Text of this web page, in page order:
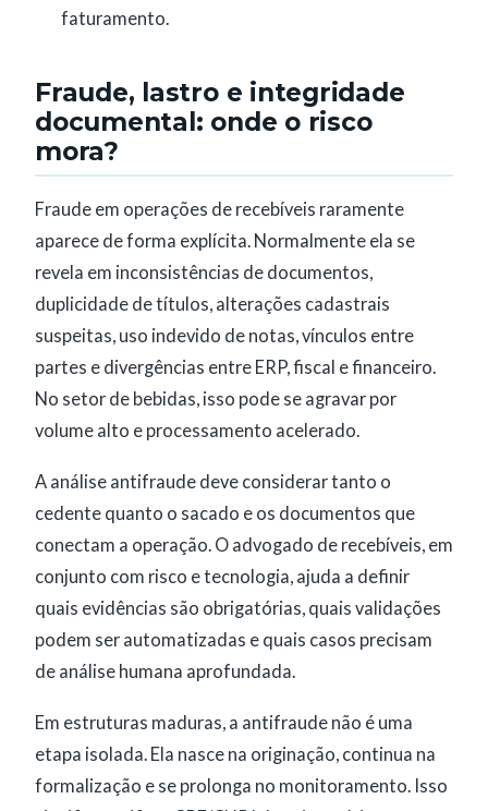
faturamento.
Fraude, lastro e integridade
documental: onde o risco
mora?
Fraude em operações de recebíveis raramente
aparece de forma explícita. Normalmente ela se
revela em inconsistências de documentos,
duplicidade de títulos, alterações cadastrais
suspeitas, uso indevido de notas, vínculos entre
partes e divergências entre ERP, fiscal e financeiro.
No setor de bebidas, isso pode se agravar por
volume alto e processamento acelerado.
A análise antifraude deve considerar tanto o
cedente quanto o sacado e os documentos que
conectam a operação. O advogado de recebíveis, em
conjunto com risco e tecnologia, ajuda a definir
quais evidências são obrigatórias, quais validações
podem ser automatizadas e quais casos precisam
de análise humana aprofundada.
Em estruturas maduras, a antifraude não é uma
etapa isolada. Ela nasce na originação, continua na
formalização e se prolonga no monitoramento. Isso